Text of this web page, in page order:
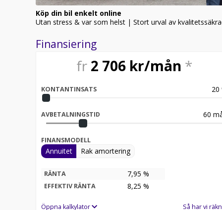
- Tonade rutor
- ISOFIX fästen
- ESP
- Startspärr
- Däcktryckssystem
- Airbag (Passagerare)
- Airbag (Förare)
- Servostyrning
- Framhjulsdrift
Bilen står på vårt logistikcenter och blir levererad
OBS: Autohero tar inget ansvar för information
tredjepartsdatabaser. Ändringar, tidigare
Nedsläckning av 2g och 3g-nät: Från och med den
Köp din bil enkelt online
Utan stress & var som helst | Stort urval av
Finansiering
fr 2 706kr/mån *
KONTANTINSATS 20
AVBETALNINGSTID 60
FINANSMODELL
Annuitet Rak amortering
RÄNTA 7,95 %
EFFEKTIV RÄNTA 8,25 %
Öppna kalkylator Så har vi